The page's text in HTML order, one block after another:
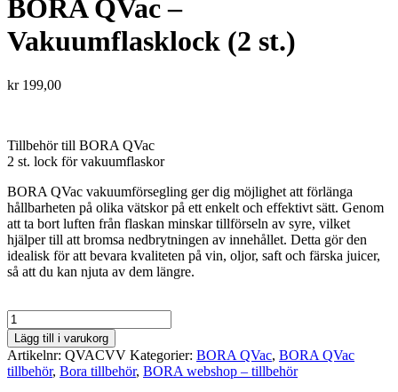
BORA QVac –
Vakuumflasklock (2 st.)
kr199,00
Tillbehör till BORA QVac
2 st. lock för vakuumflaskor
BORA QVac vakuumförsegling ger dig möjlighet att förlänga
hållbarheten på olika vätskor på ett enkelt och effektivt sätt. Genom
att ta bort luften från flaskan minskar tillförseln av syre, vilket
hjälper till att bromsa nedbrytningen av innehållet. Detta gör den
idealisk för att bevara kvaliteten på vin, oljor, saft och färska juicer,
så att du kan njuta av dem längre.
BORA
QVac
–
Vakuumflasklock
(2
Lägg till i varukorg
Artikelnr: QVACVV Kategorier: BORA QVac, BORA QVac
tillbehör, Bora tillbehör, BORA webshop – tillbehör